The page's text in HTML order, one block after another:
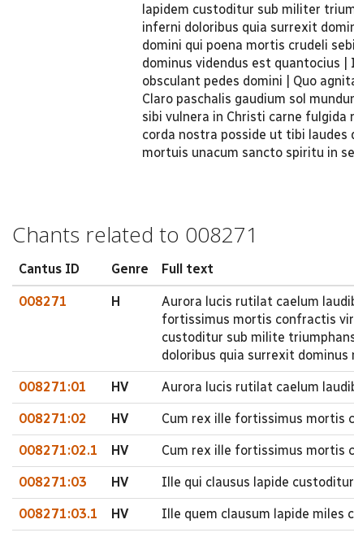
lapidem custoditur sub militer
inferni doloribus quia surrexit
domini qui poena mortis crudeli
dominus videndus est quantocius
obsculant pedes domini | Quo
Claro paschalis gaudium sol
sibi vulnera in Christi carne
corda nostra posside ut tibi
mortuis unacum sancto spiritu in
Chants related to 008271
Cantus ID Genre Full text
008271 H
Aurora lucis rutilat caelum
fortissimus mortis confractis
custoditur sub milite
doloribus quia surrexit dominus
008271:01 HV Aurora lucis rutilat caelum
008271:02 HV Cum rex ille fortissimus mortis
008271:02.1 HV Cum rex ille fortissimus mortis
008271:03 HV Ille qui clausus lapide
008271:03.1 HV Ille quem clausum lapide